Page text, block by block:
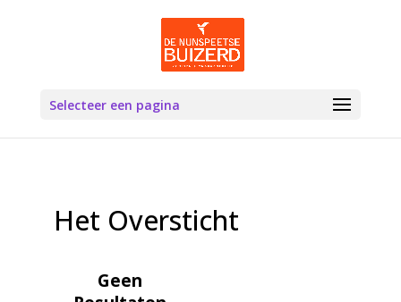
Selecteer een pagina
Het Oversticht
Geen